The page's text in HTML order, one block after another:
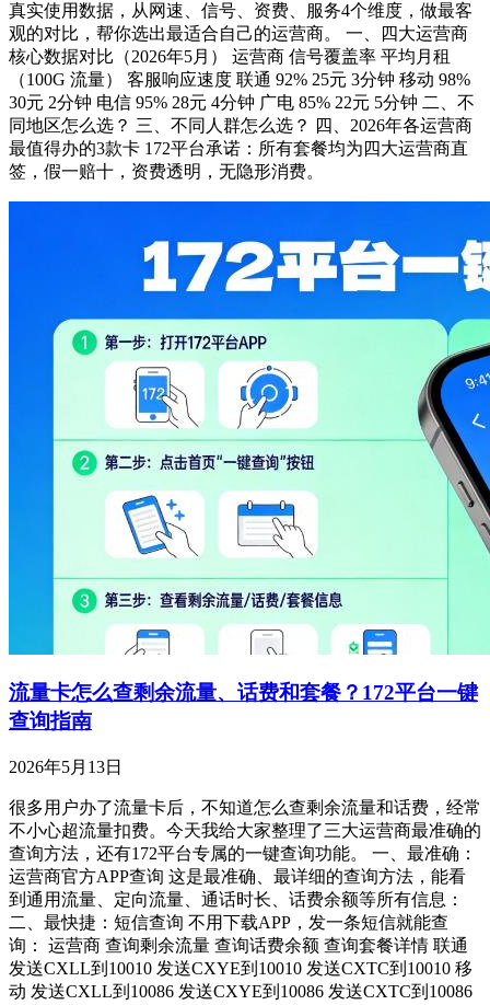
真实使用数据，从网速、信号、资费、服务4个维度，做最客
观的对比，帮你选出最适合自己的运营商。 一、四大运营商
核心数据对比（2026年5月） 运营商 信号覆盖率 平均月租
（100G 流量） 客服响应速度 联通 92% 25元 3分钟 移动 98%
30元 2分钟 电信 95% 28元 4分钟 广电 85% 22元 5分钟 二、不
同地区怎么选？ 三、不同人群怎么选？ 四、2026年各运营商
最值得办的3款卡 172平台承诺：所有套餐均为四大运营商直
签，假一赔十，资费透明，无隐形消费。
流量卡怎么查剩余流量、话费和套餐？172平台一键
查询指南
2026年5月13日
很多用户办了流量卡后，不知道怎么查剩余流量和话费，经常
不小心超流量扣费。今天我给大家整理了三大运营商最准确的
查询方法，还有172平台专属的一键查询功能。 一、最准确：
运营商官方APP查询 这是最准确、最详细的查询方法，能看
到通用流量、定向流量、通话时长、话费余额等所有信息：
二、最快捷：短信查询 不用下载APP，发一条短信就能查
询： 运营商 查询剩余流量 查询话费余额 查询套餐详情 联通
发送CXLL到10010 发送CXYE到10010 发送CXTC到10010 移
动 发送CXLL到10086 发送CXYE到10086 发送CXTC到10086